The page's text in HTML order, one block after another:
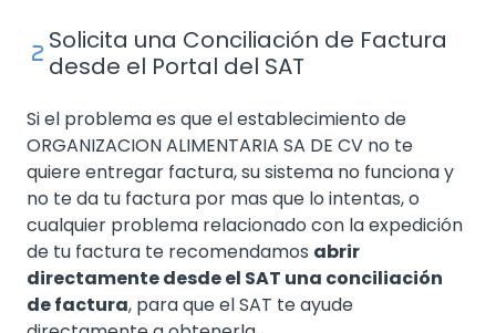
Solicita una Conciliación de Factura
desde el Portal del SAT
Si el problema es que el establecimiento de
ORGANIZACION ALIMENTARIA SA DE CV no te
quiere entregar factura, su sistema no funciona y
no te da tu factura por mas que lo intentas, o
cualquier problema relacionado con la expedición
de tu factura te recomendamos abrir
directamente desde el SAT una conciliación
de factura, para que el SAT te ayude